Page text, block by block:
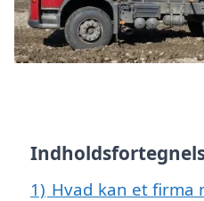
1) Hvad kan et firma